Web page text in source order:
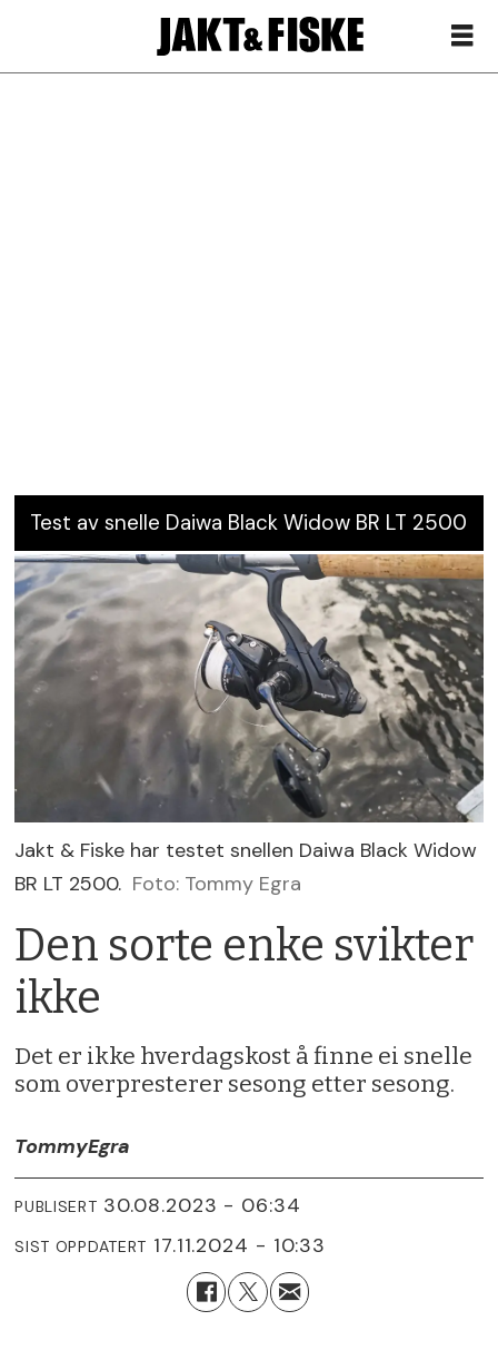
Test av snelle Daiwa Black Widow BR LT 2500
Jakt & Fiske har testet snellen Daiwa Black Widow
BR LT 2500. Foto: Tommy Egra
Den sorte enke svikter
ikke
Det er ikke hverdagskost å finne ei snelle
som overpresterer sesong etter sesong.
TommyEgra
PUBLISERT 30.08.2023 - 06:34
SIST OPPDATERT 17.11.2024 - 10:33